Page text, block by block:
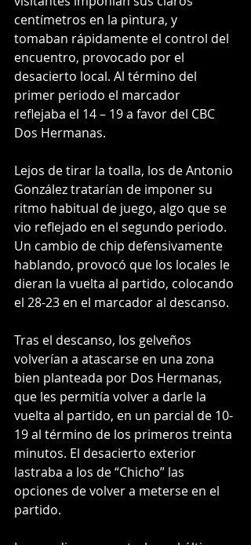
centímetros en la pintura, y
tomaban rápidamente el control del
encuentro, provocado por el
desacierto local. Al término del
primer periodo el marcador
reflejaba el 14 – 19 a favor del CBC
Dos Hermanas.
Lejos de tirar la toalla, los de Antonio
González tratarían de imponer su
ritmo habitual de juego, algo que se
vio reflejado en el segundo periodo.
Un cambio de chip defensivamente
hablando, provocó que los locales le
dieran la vuelta al partido, colocando
el 28-23 en el marcador al descanso.
Tras el descanso, los gelveños
volverían a atascarse en una zona
bien planteada por Dos Hermanas,
que les permitía volver a darle la
vuelta al partido, en un parcial de 10-
19 al término de los primeros treinta
minutos. El desacierto exterior
lastraba a los de “Chicho” las
opciones de volver a meterse en el
partido.